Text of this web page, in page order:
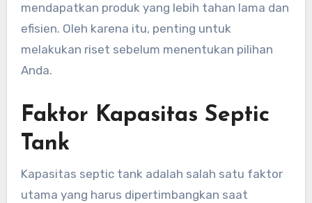
mendapatkan produk yang lebih tahan lama dan
efisien. Oleh karena itu, penting untuk
melakukan riset sebelum menentukan pilihan
Anda.
Faktor Kapasitas Septic
Tank
Kapasitas septic tank adalah salah satu faktor
utama yang harus dipertimbangkan saat